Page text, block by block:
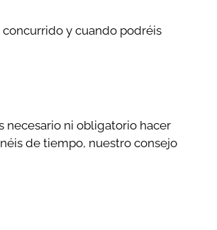
concurrido y cuando podréis
necesario ni obligatorio hacer
de tiempo, nuestro consejo